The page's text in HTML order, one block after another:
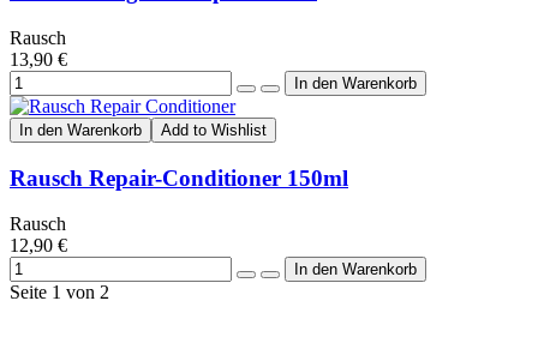
Rausch
13,90 €
In den Warenkorb Add to Wishlist
Rausch Repair-Conditioner 150ml
Rausch
12,90 €
Seite 1 von 2